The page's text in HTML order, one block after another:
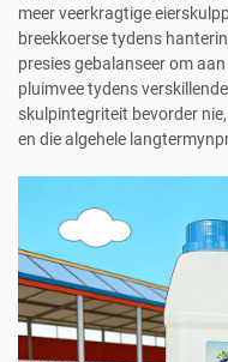
meer veerkragtige
breekkoerse tydens
presies gebalanseer om
pluimvee tydens
skulpintegriteit bevorder
en die algehele